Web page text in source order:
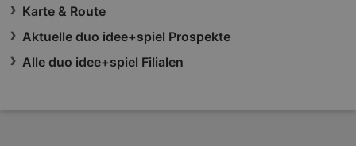
Karte & Route
Aktuelle duo idee+spiel Prospekte
Alle duo idee+spiel Filialen